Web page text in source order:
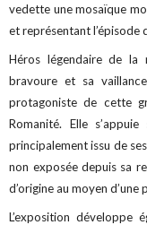
vedette une mosaïque
et représentant l’épisode
Héros légendaire de la
bravoure et sa
protagoniste de cette
Romanité. Elle
principalement issu de
non exposée depuis sa
d’origine au moyen
L’exposition développe